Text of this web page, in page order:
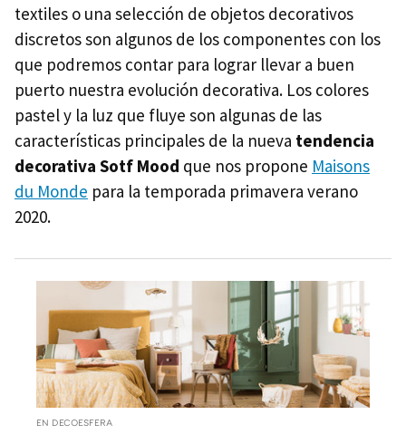
textiles o una selección de objetos decorativos
discretos son algunos de los componentes con los
que podremos contar para lograr llevar a buen
puerto nuestra evolución decorativa. Los colores
pastel y la luz que fluye son algunas de las
características principales de la nueva tendencia
decorativa Sotf Mood que nos propone Maisons
du Monde para la temporada primavera verano
2020.
EN DECOESFERA